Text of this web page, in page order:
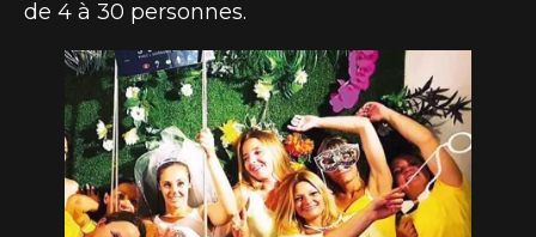
de 4 à 30 personnes.